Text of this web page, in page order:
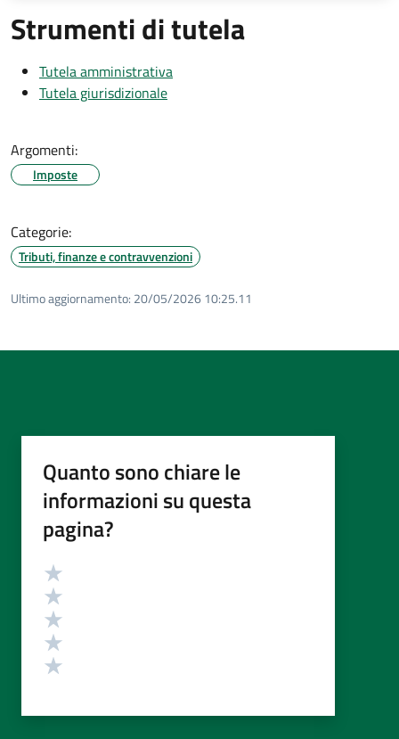
Strumenti di tutela
Tutela amministrativa
Tutela giurisdizionale
Argomenti:
Imposte
Categorie:
Tributi, finanze e contravvenzioni
Ultimo aggiornamento: 20/05/2026 10:25.11
Quanto sono chiare le
informazioni su questa
pagina?
Valutazione